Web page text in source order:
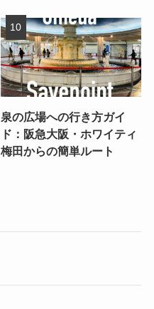
泉の広場への行き方ガイ
ド：阪急大阪・ホワイティ
梅田からの簡単ルート